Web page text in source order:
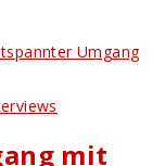
mit